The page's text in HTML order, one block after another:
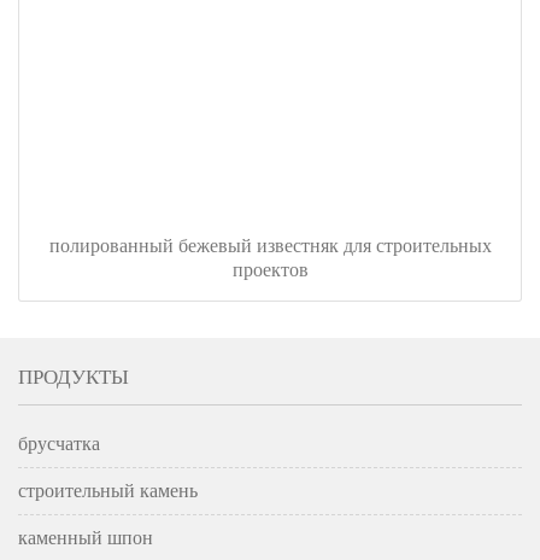
полированный бежевый известняк для строительных
проектов
ПРОДУКТЫ
брусчатка
строительный камень
каменный шпон